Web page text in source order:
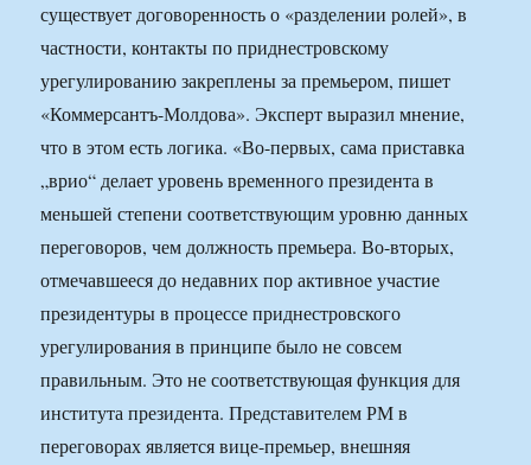
существует договоренность о «разделении ролей», в
частности, контакты по приднестровскому
урегулированию закреплены за премьером, пишет
«Коммерсантъ-Молдова». Эксперт выразил мнение,
что в этом есть логика. «Во-первых, сама приставка
„врио“ делает уровень временного президента в
меньшей степени соответствующим уровню данных
переговоров, чем должность премьера. Во-вторых,
отмечавшееся до недавних пор активное участие
президентуры в процессе приднестровского
урегулирования в принципе было не совсем
правильным. Это не соответствующая функция для
института президента. Представителем РМ в
переговорах является вице-премьер, внешняя